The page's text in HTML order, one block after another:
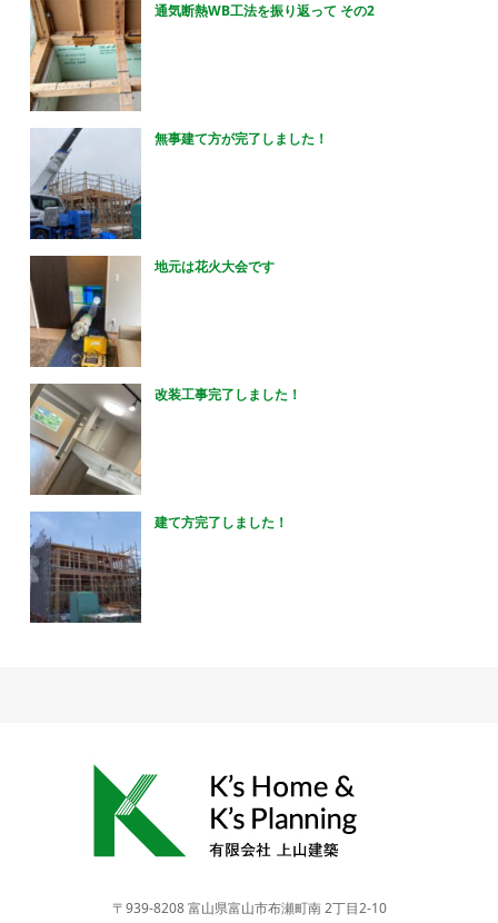
通気断熱WB工法を振り返って その2
無事建て方が完了しました！
地元は花火大会です
改装工事完了しました！
建て方完了しました！
〒939-8208 富山県富山市布瀬町南 2丁目2-10